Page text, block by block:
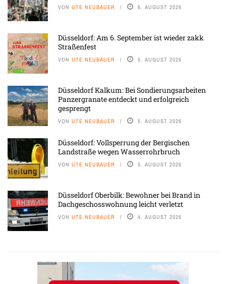
VON UTE NEUBAUER 6. AUGUST 2026
Düsseldorf: Am 6. September ist wieder zakk
Straßenfest
VON UTE NEUBAUER 5. AUGUST 2026
Düsseldorf Kalkum: Bei Sondierungsarbeiten
Panzergranate entdeckt und erfolgreich
gesprengt
VON UTE NEUBAUER 5. AUGUST 2026
Düsseldorf: Vollsperrung der Bergischen
Landstraße wegen Wasserrohrbruch
VON UTE NEUBAUER 5. AUGUST 2026
Düsseldorf Oberbilk: Bewohner bei Brand in
Dachgeschosswohnung leicht verletzt
VON UTE NEUBAUER 4. AUGUST 2026